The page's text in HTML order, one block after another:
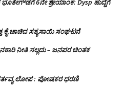
6ನೇ ಶ್ರೇಯಾಂಕ: Dysp ಹುದ್ದೆಗೆ
ಕೈ ಚಾಚಿದ ಸತ್ಯಸಾಯಿ ಸಂಘಟನೆ
ನೀತಿ ಸಲ್ಲದು – ಜನಪರ ಚಿಂತಕ
ಲೋಪ : ಪೋಷಕರ ಧರಣಿ